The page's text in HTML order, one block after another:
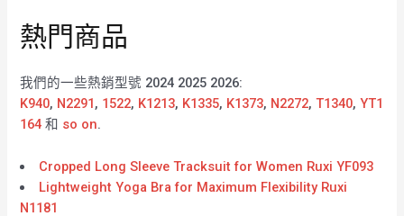
熱門商品
我們的一些熱銷型號 2024 2025 2026:
K940, N2291, 1522, K1213, K1335, K1373, N2272,T1340,YT1
164 和 so on.
Cropped Long Sleeve Tracksuit for Women Ruxi YF093
Lightweight Yoga Bra for Maximum Flexibility Ruxi
N1181